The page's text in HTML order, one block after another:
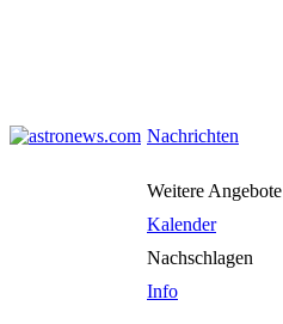
Nachrichten
Weitere Angebote
Kalender
Nachschlagen
Info